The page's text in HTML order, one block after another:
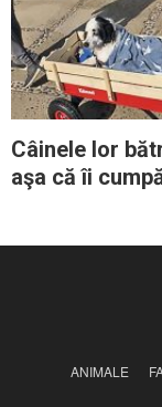
Câinele lor
aşa că îi
ANIMALE